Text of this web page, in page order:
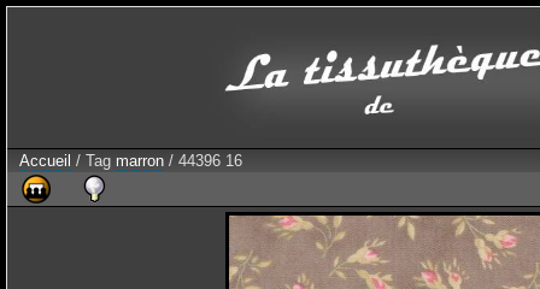
Accueil / Tag marron / 44396 16